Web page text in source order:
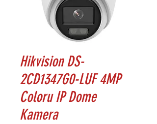
Hikvision DS-
2CD1347G0-LUF 4MP
Coloru IP Dome
Kamera